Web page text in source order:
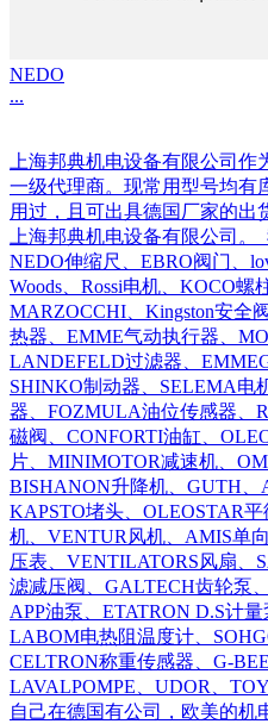
NEDO
...
上海邦典机电设备有限公司
一级代理商。现常用型号均有
用过，且可出具德国厂家的出
上海邦典机电设备有限公司。
NEDO伸缩尺、EBRO阀门、
Woods、Rossi电机、KOCO螺
MARZOCCHI、Kingston安全
热器、EMME气动执行器、
LANDEFELD过滤器、
SHINKO制动器、SELEMA电
器、FOZMULA油位传感器、
磁阀、CONFORTI油缸、
片、MINIMOTOR减速机、
BISHANON升降机、GUTH、
KAPSTO堵头、OLEOSTAR
机、VENTUR风机、AMIS单
压表、VENTILATORS风扇、
滤减压阀、GALTECH齿轮泵
APP油泵、ETATRON D.S计
LABOM电热阻温度计、
CELTRON称重传感器、G-
LAVALPOMPE、UDOR、
自己在德国有公司，欧美的机